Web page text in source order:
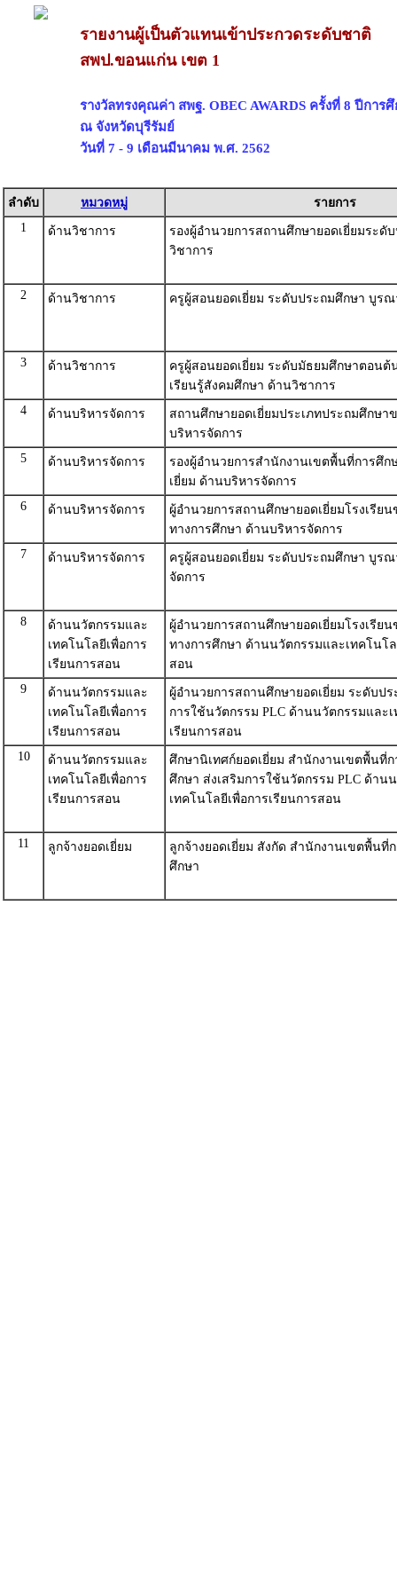
รายงานผู้เป็นตัวแทนเข้าประกวดระดับชาติ
สพป.ขอนแก่น เขต 1
รางวัลทรงคุณค่า สพฐ. OBEC AWARDS ครั้งที่ 8 ปีการ
ณ จังหวัดบุรีรัมย์
วันที่ 7 - 9 เดือนมีนาคม พ.ศ. 2562
ลำดับ หมวดหมู่
รายการ
1
ด้านวิชาการ
รองผู้อำนวยการสถานศึกษายอดเยี่ยมระดั
วิชาการ
2 ด้านวิชาการ ครูผู้สอนยอดเยี่ยม ระดับประถมศึกษา บูร
3 ด้านวิชาการ
ครูผู้สอนยอดเยี่ยม ระดับมัธยมศึกษาตอนต้
เรียนรู้สังคมศึกษา ด้านวิชาการ
4
ด้านบริหารจัดการ
สถานศึกษายอดเยี่ยมประเภทประถมศึกษา
บริหารจัดการ
5
ด้านบริหารจัดการ
รองผู้อำนวยการสำนักงานเขตพื้นที่การศึก
เยี่ยม ด้านบริหารจัดการ
6
ด้านบริหารจัดการ
ผู้อำนวยการสถานศึกษายอดเยี่ยมโรงเรีย
ทางการศึกษา ด้านบริหารจัดการ
7
ด้านบริหารจัดการ
ครูผู้สอนยอดเยี่ยม ระดับประถมศึกษา บูร
จัดการ
8
ด้านนวัตกรรมและ
เทคโนโลยีเพื่อการ
เรียนการสอน
ผู้อำนวยการสถานศึกษายอดเยี่ยมโรงเรีย
ทางการศึกษา ด้านนวัตกรรมและเทคโนโล
สอน
9
ด้านนวัตกรรมและ
เทคโนโลยีเพื่อการ
เรียนการสอน
ผู้อำนวยการสถานศึกษายอดเยี่ยม ระดับปร
การใช้นวัตกรรม PLC ด้านนวัตกรรมและ
เรียนการสอน
10
ด้านนวัตกรรมและ
เทคโนโลยีเพื่อการ
เรียนการสอน
ศึกษานิเทศก์ยอดเยี่ยม สำนักงานเขตพื้นที่
ศึกษา ส่งเสริมการใช้นวัตกรรม PLC ด้าน
เทคโนโลยีเพื่อการเรียนการสอน
11 ลูกจ้างยอดเยี่ยม
ลูกจ้างยอดเยี่ยม สังกัด สำนักงานเขตพื้นที่
ศึกษา